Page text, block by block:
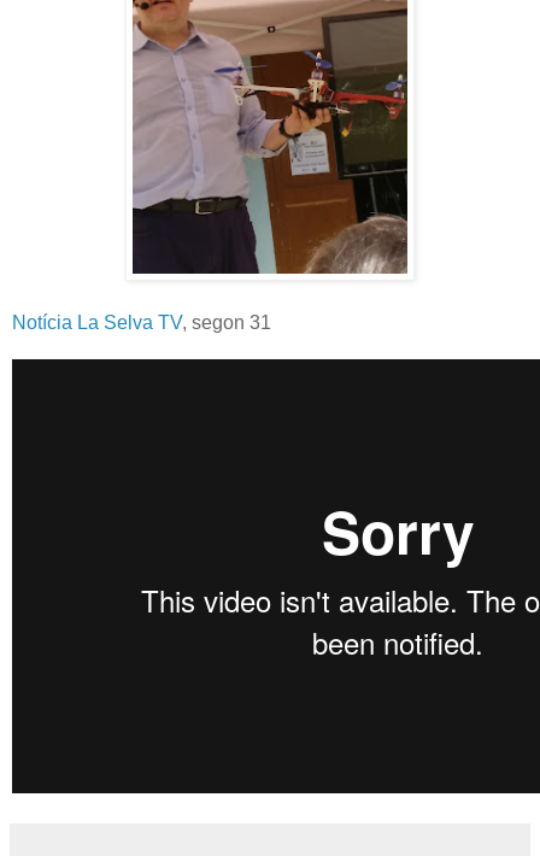
Notícia La Selva TV, segon 31